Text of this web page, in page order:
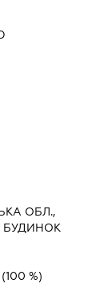
ОБЛ.,
БУДИНОК
(100 %)